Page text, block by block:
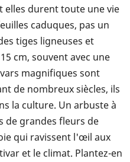
elles durent toute une vie
caduques, pas un
tiges ligneuses et
cm, souvent avec une
magnifiques sont
de nombreux siècles, ils
la culture. Un arbuste à
de grandes fleurs de
qui ravissent l'œil aux
et le climat. Plantez-en